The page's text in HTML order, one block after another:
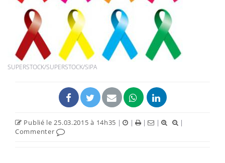
SUPERSTOCK/SUPERSTOCK/SIPA
Publié le 25.03.2015 à 14h35 | | | |
|
Commenter